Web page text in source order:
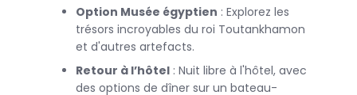
un cadre naturel époustouflant.
séjour Égypte pas cher est conçu pour vous offrir le
meilleur rapport qualité-prix, avec des hébergements
Option Musée égyptien : Explorez les
trésors incroyables du roi Toutankhamon
et d'autres artefacts.
Retour à l’hôtel : Nuit libre à l'hôtel, avec
des options de dîner sur un bateau-